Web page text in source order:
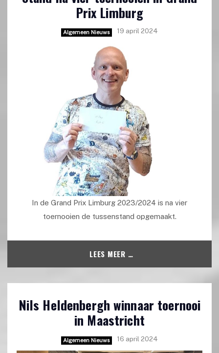
Prix Limburg
Algemeen Nieuws 19 april 2024
In de Grand Prix Limburg 2023/2024 is na vier
toernooien de tussenstand opgemaakt.
LEES MEER …
Nils Heldenbergh winnaar toernooi
in Maastricht
Algemeen Nieuws 16 april 2024